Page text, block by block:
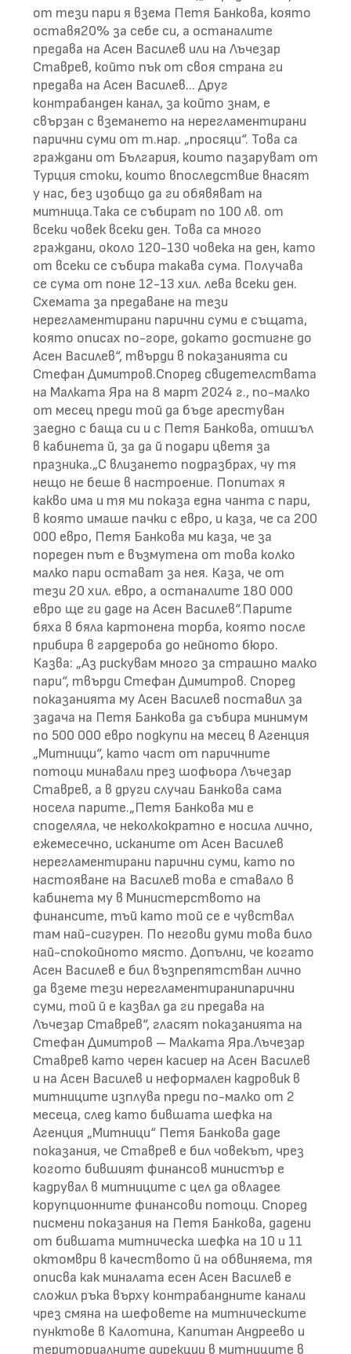
от тези пари я взема Петя Банкова, която
оставя20% за себе си, а останалите
предава на Асен Василев или на Лъчезар
Ставрев, който пък от своя страна ги
предава на Асен Василев... Друг
контрабанден канал, за който знам, е
свързан с вземането на нерегламентирани
парични суми от т.нар. „просяци“. Това са
граждани от България, които пазаруват от
Турция стоки, които впоследствие внасят
у нас, без изобщо да ги обявяват на
митница.Така се събират по 100 лв. от
всеки човек всеки ден. Това са много
граждани, около 120-130 човека на ден, като
от всеки се събира такава сума. Получава
се сума от поне 12-13 хил. лева всеки ден.
Схемата за предаване на тези
нерегламентирани парични суми е същата,
която описах по-горе, докато достигне до
Асен Василев“, твърди в показанията си
Стефан Димитров.Според свидетелствата
на Малката Яра на 8 март 2024 г., по-малко
от месец преди той да бъде арестуван
заедно с баща си и с Петя Банкова, отишъл
в кабинета й, за да й подари цветя за
празника.„С влизането подразбрах, чу тя
нещо не беше в настроение. Попитах я
какво има и тя ми показа една чанта с пари,
в която имаше пачки с евро, и каза, че са 200
000 евро, Петя Банкова ми каза, че за
пореден път е възмутена от това колко
малко пари остават за нея. Каза, че от
тези 20 хил. евро, а останалите 180 000
евро ще ги даде на Асен Василев“.Парите
бяха в бяла картонена торба, която после
прибира в гардероба до нейното бюро.
Казва: „Аз рискувам много за страшно малко
пари“, твърди Стефан Димитров. Според
показанията му Асен Василев поставил за
задача на Петя Банкова да събира минимум
по 500 000 евро подкупи на месец в Агенция
„Митници“, като част от паричните
потоци минавали през шофьора Лъчезар
Ставрев, а в други случаи Банкова сама
носела парите.„Петя Банкова ми е
споделяла, че неколкократно е носила лично,
ежемесечно, исканите от Асен Василев
нерегламентирани парични суми, като по
настояване на Василев това е ставало в
кабинета му в Министерството на
финансите, тъй като той се е чувствал
там най-сигурен. По негови думи това било
най-спокойното място. Допълни, че когато
Асен Василев е бил възпрепятстван лично
да вземе тези нерегламентиранипарични
суми, той й е казвал да ги предава на
Лъчезар Ставрев“, гласят показанията на
Стефан Димитров – Малката Яра.Лъчезар
Ставрев като черен касиер на Асен Василев
и на Асен Василев и неформален кадровик в
митниците изплува преди по-малко от 2
месеца, след като бившата шефка на
Агенция „Митници“ Петя Банкова даде
показания, че Ставрев е бил човекът, чрез
когото бившият финансов министър е
кадрувал в митниците с цел да овладее
корупционните финансови потоци. Според
писмени показания на Петя Банкова, дадени
от бившата митническа шефка на 10 и 11
октомври в качеството й на обвиняема, тя
описва как миналата есен Асен Василев е
сложил ръка върху контрабандните канали
чрез смяна на шефовете на митническите
пунктове в Калотина, Капитан Андреево и
териториалните дирекции в митниците в